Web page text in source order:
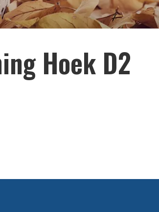
Bekijk
Hoek D2